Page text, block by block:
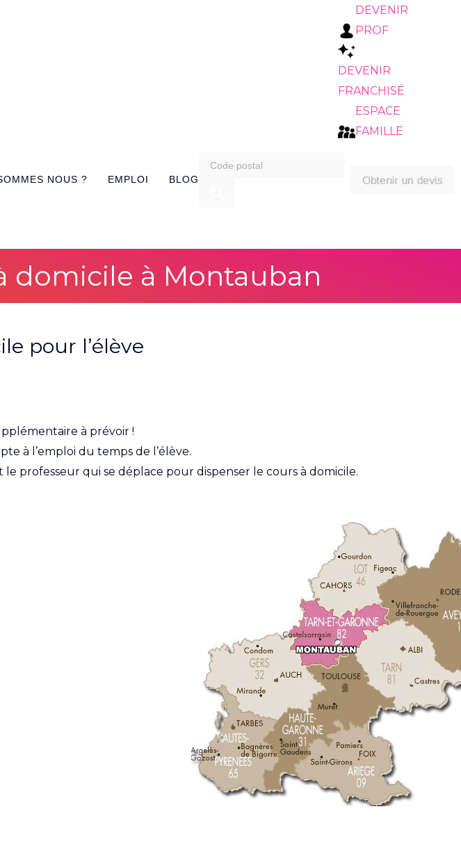
DEVENIR
PROF
DEVENIR
FRANCHISÉ
ESPACE
FAMILLE
NOUS ? EMPLOI BLOG
search
Obtenir un devis
domicile à Montauban
pour l’élève
à prévoir !
à l’emploi du temps de l’élève.
le professeur qui se déplace pour dispenser le cours à domicile.